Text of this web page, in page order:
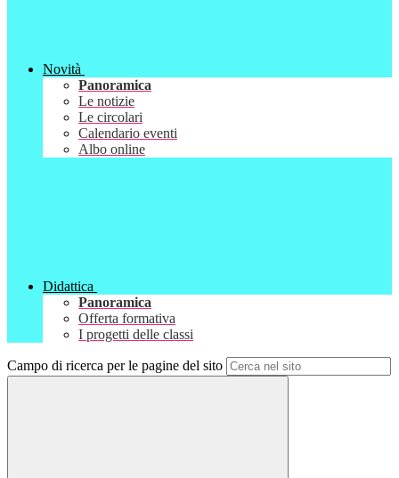
Novità
Panoramica
Le notizie
Le circolari
Calendario eventi
Albo online
Didattica
Panoramica
Offerta formativa
I progetti delle classi
Campo di ricerca per le pagine del sito